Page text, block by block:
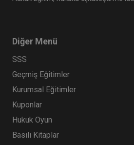
Kongresi - VI. Oturum
360 TL
Tüketici Hukuku Enstitüsü
Diğer Menü
SSS
Geçmiş Eğitimler
Kurumsal Eğitimler
Kuponlar
Hukuk Oyun
Basılı Kitaplar